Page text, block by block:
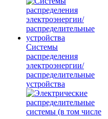
Системы
распределения
электроэнергии/
распределительные
устройства